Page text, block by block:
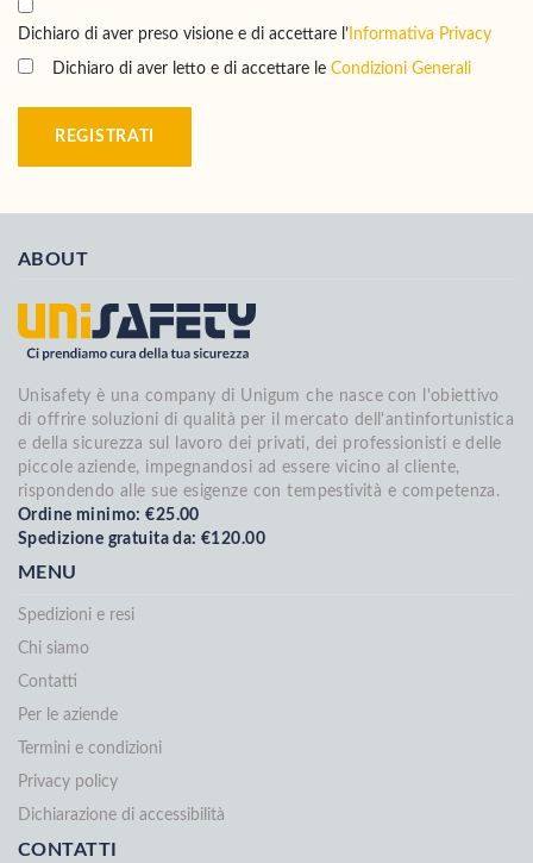
Dichiaro di aver preso visione e di accettare l’ Informativa Privacy
Dichiaro di aver letto e di accettare le Condizioni Generali
REGISTRATI
ABOUT
Unisafety è una company di Unigum che nasce con l'obiettivo
di offrire soluzioni di qualità per il mercato dell'antinfortunistica
e della sicurezza sul lavoro dei privati, dei professionisti e delle
piccole aziende, impegnandosi ad essere vicino al cliente,
rispondendo alle sue esigenze con tempestività e competenza.
Ordine minimo: €25.00
Spedizione gratuita da: €120.00
MENU
Spedizioni e resi
Chi siamo
Contatti
Per le aziende
Termini e condizioni
Privacy policy
Dichiarazione di accessibilità
CONTATTI